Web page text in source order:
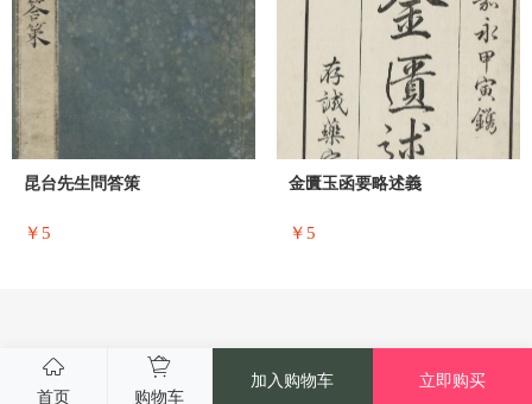
昆台先生問答策
￥5
金匱玉函要略述義
￥5
首页 购物车
加入购物车 立即购买